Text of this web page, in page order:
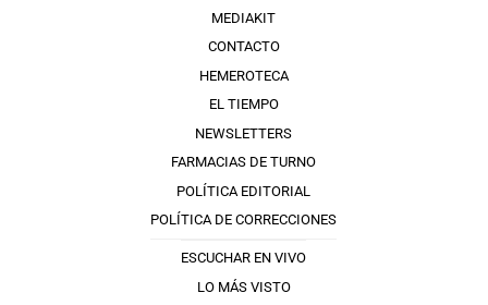
MEDIAKIT
CONTACTO
HEMEROTECA
EL TIEMPO
NEWSLETTERS
FARMACIAS DE TURNO
POLÍTICA EDITORIAL
POLÍTICA DE CORRECCIONES
ESCUCHAR EN VIVO
LO MÁS VISTO